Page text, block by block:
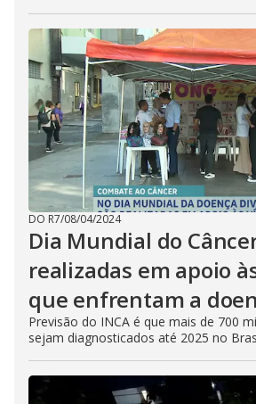
DO R7/08/04/2024
Dia Mundial do
realizadas em apoio
que enfrentam a
Previsão do INCA é que mais de 700
sejam diagnosticados até 2025 no